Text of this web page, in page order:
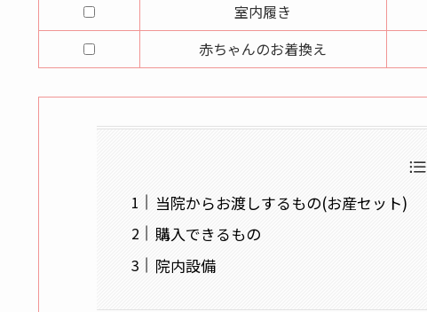
室内履き
赤ちゃんのお着換え
当院からお渡しするもの(お産セット)
購入できるもの
院内設備